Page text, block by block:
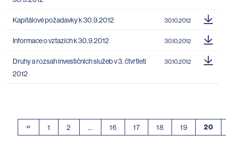
Kapitálové požadavky k 30.9.2012 30.10.2012
Informace o vztazích k 30.9.2012 30.10.2012
Druhy a rozsah investičních služeb v 3. čtvrtletí
2012
30.10.2012
« 1 2 ... 16 17 18 19 20